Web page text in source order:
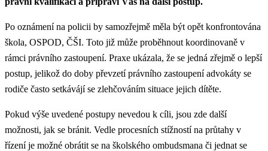
Po oznámení na policii by samozřejmě měla být opět konfrontována
škola, OSPOD, ČŠI. Toto již může proběhnout koordinovaně v
rámci právního zastoupení. Praxe ukázala, že se jedná zřejmě o lepší
postup, jelikož do doby převzetí právního zastoupení advokáty se
rodiče často setkávájí se zlehčováním situace jejich dítěte.
Pokud výše uvedené postupy nevedou k cíli, jsou zde další
možnosti, jak se bránit. Vedle procesních stížností na průtahy v
řízení je možné obrátit se na školského ombudsmana či jednat se